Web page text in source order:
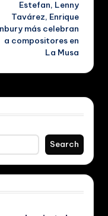
Estefan, Lenny
Tavárez, Enrique
más celebran
a compositores en
La Musa
Search